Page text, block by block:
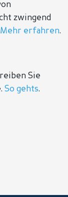
zwingend
Mehr erfahren.
Sie
So gehts.